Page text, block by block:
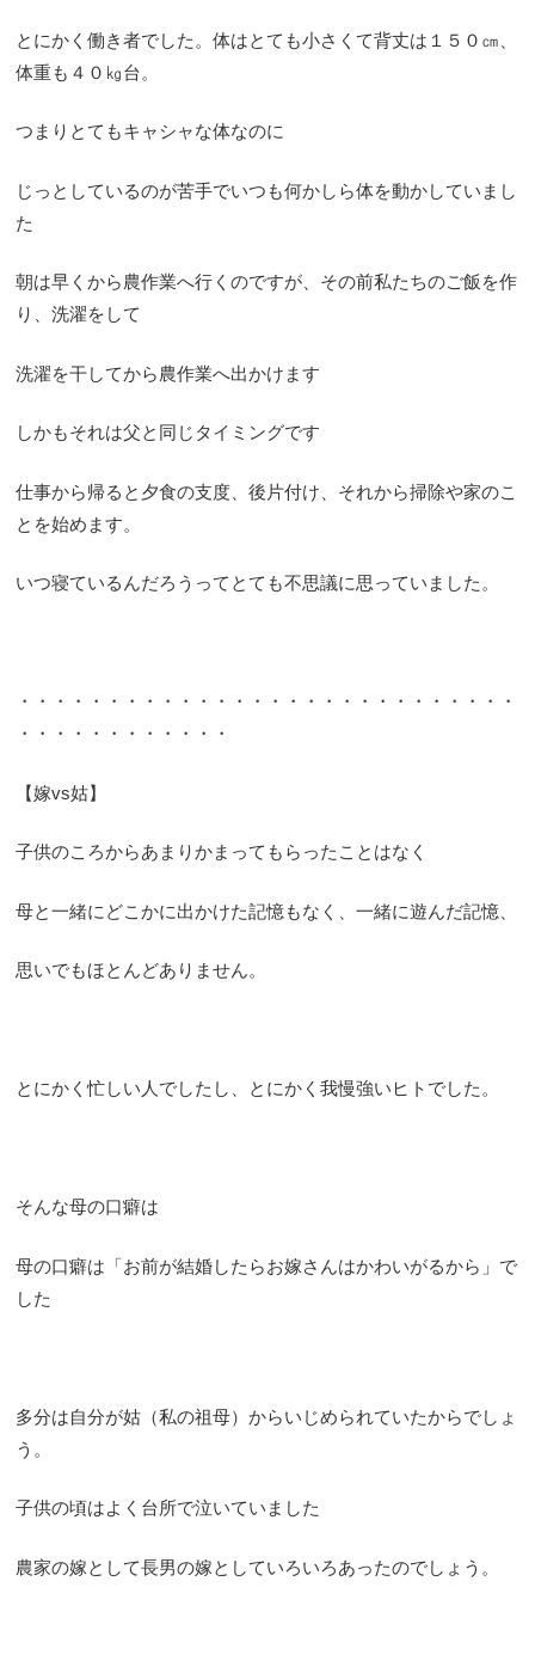
とにかく働き者でした。体はとても小さくて背丈は１５０㎝、
体重も４０㎏台。
つまりとてもキャシャな体なのに
じっとしているのが苦手でいつも何かしら体を動かしていまし
た
朝は早くから農作業へ行くのですが、その前私たちのご飯を作
り、洗濯をして
洗濯を干してから農作業へ出かけます
しかもそれは父と同じタイミングです
仕事から帰ると夕食の支度、後片付け、それから掃除や家のこ
とを始めます。
いつ寝ているんだろうってとても不思議に思っていました。
・・・・・・・・・・・・・・・・・・・・・・・・・・・・
・・・・・・・・・・・・
【嫁vs姑】
子供のころからあまりかまってもらったことはなく
母と一緒にどこかに出かけた記憶もなく、一緒に遊んだ記憶、
思いでもほとんどありません。
とにかく忙しい人でしたし、とにかく我慢強いヒトでした。
そんな母の口癖は
母の口癖は「お前が結婚したらお嫁さんはかわいがるから」で
した
多分は自分が姑（私の祖母）からいじめられていたからでしょ
う。
子供の頃はよく台所で泣いていました
農家の嫁として長男の嫁としていろいろあったのでしょう。